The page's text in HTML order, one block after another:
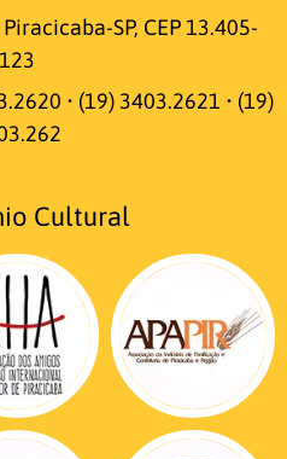
SP, CEP 13.405-
123
• (19) 3403.2621 • (19)
Cultural